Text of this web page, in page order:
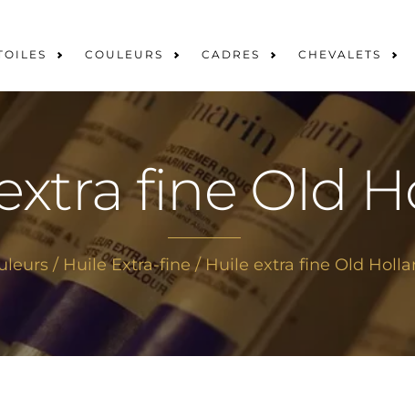
COULEURS CADRES CHEVALETS
fine Old
/ Huile Extra-fine / Huile extra fine Old